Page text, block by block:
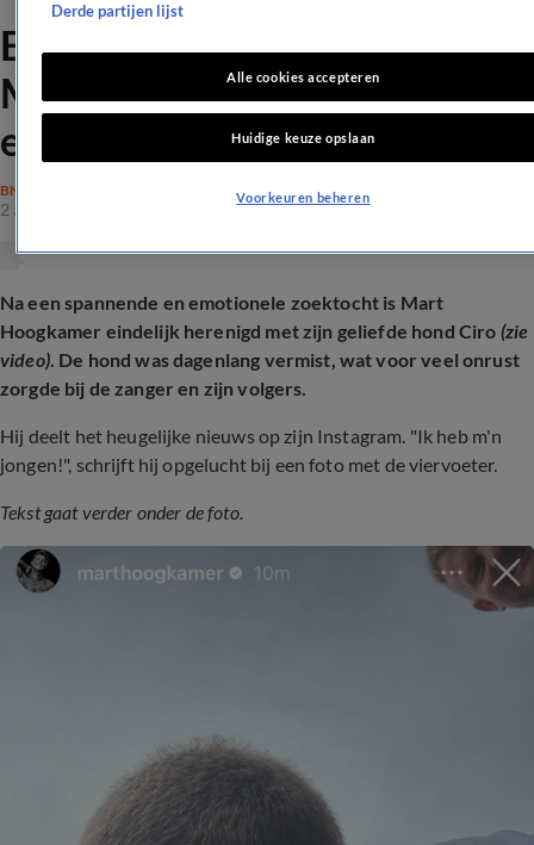
Enorme opluchting voor
Mart Hoogkamer na
emotionele dagen
BN'ERS
2 aug 2025, 19:08
Na een spannende en emotionele zoektocht is Mart
Hoogkamer eindelijk herenigd met zijn geliefde hond Ciro (zie
video). De hond was dagenlang vermist, wat voor veel onrust
zorgde bij de zanger en zijn volgers.
Hij deelt het heugelijke nieuws op zijn Instagram. "Ik heb m'n
jongen!", schrijft hij opgelucht bij een foto met de viervoeter.
Tekst gaat verder onder de foto.
Derde partijen lijst
Alle cookies accepteren
Huidige keuze opslaan
Voorkeuren beheren